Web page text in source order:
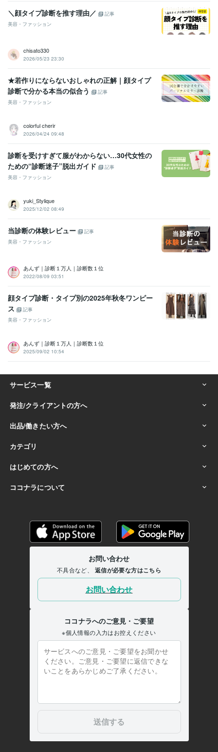
＼顔タイプ診断を推す理由／
記事
美容・ファッション
chisato330
2026/05/23 23:30
★若作りにならないおしゃれの正解｜顔タイプ
診断で分かる本当の似合う
記事
美容・ファッション
colorful cherir
2026/04/24 09:48
診断を受けすぎて服がわからない…30代女性の
ための“診断迷子”脱出ガイド
記事
美容・ファッション
yuki_Stylique
2025/12/02 08:49
当診断の体験レビュー
記事
美容・ファッション
あんず｜診断１万人｜診断数１位
2022/08/09 03:51
顔タイプ診断・タイプ別の2025年秋冬ワンピー
ス
記事
美容・ファッション
あんず｜診断１万人｜診断数１位
2025/09/02 10:54